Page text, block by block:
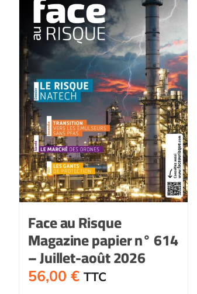
Face au Risque
Magazine papier n° 614
– Juillet-août 2026
56,00 € TTC